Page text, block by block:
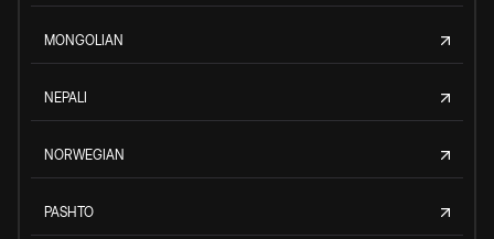
MONGOLIAN
NEPALI
NORWEGIAN
PASHTO